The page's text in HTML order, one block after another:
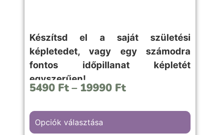
Készítsd el a saját születési
képletedet, vagy egy számodra
fontos időpillanat képletét
egyszerűen!
5490 Ft – 19990 Ft
Opciók választása